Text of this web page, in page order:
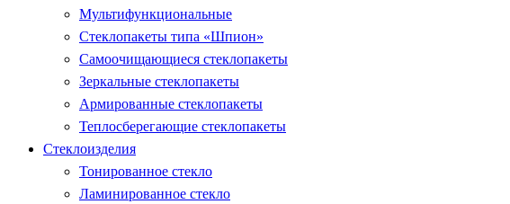
Мультифункциональные
Стеклопакеты типа «Шпион»
Самоочищающиеся стеклопакеты
Зеркальные стеклопакеты
Армированные стеклопакеты
Теплосберегающие стеклопакеты
Стеклоизделия
Тонированное стекло
Ламинированное стекло